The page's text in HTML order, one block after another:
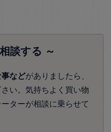
談する ～
などがありましたら、
い。気持ちよく買い物
ターが相談に乗らせて